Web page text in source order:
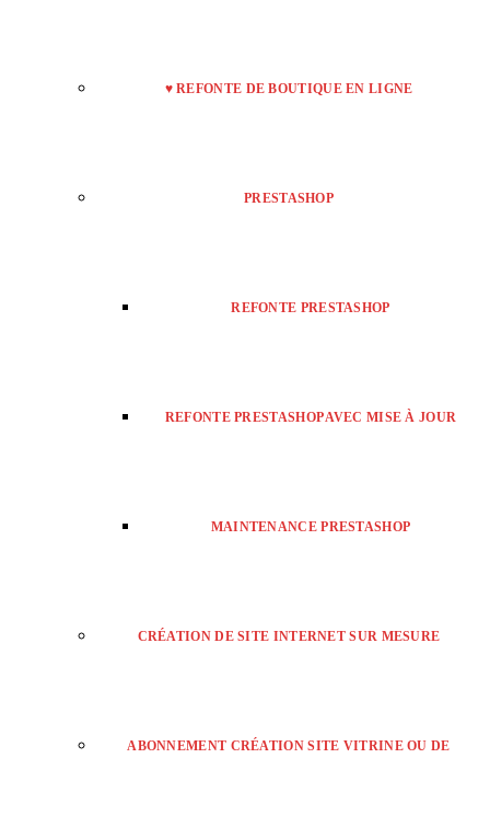
♥ REFONTE DE BOUTIQUE EN LIGNE
PRESTASHOP
REFONTE PRESTASHOP
REFONTE PRESTASHOP AVEC MISE À JOUR
MAINTENANCE PRESTASHOP
CRÉATION DE SITE INTERNET SUR MESURE
ABONNEMENT CRÉATION SITE VITRINE OU DE